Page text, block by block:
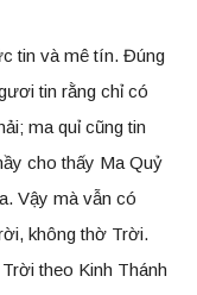
tin và mê tín. Đúng
tin rằng chỉ có
ma quỉ cũng tin
cho thấy Ma Quỷ
Vậy mà vẫn có
không thờ Trời.
theo Kinh Thánh